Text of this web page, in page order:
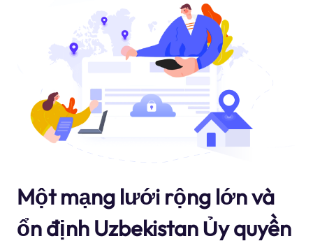
Một mạng lưới rộng lớn và
ổn định Uzbekistan Ủy quyền